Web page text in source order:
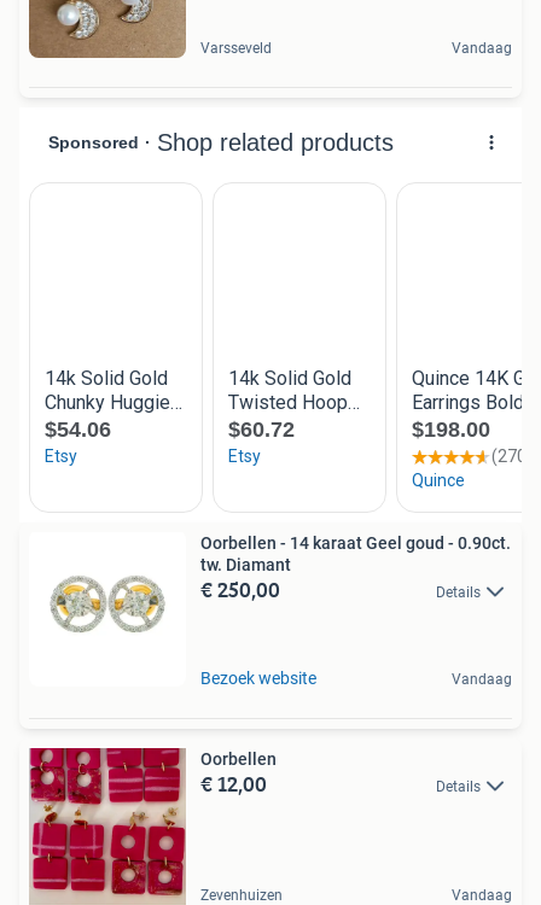
Varsseveld Vandaag
Oorbellen - 14 karaat Geel goud - 0.90ct.
tw. Diamant
€ 250,00 Details
Bezoek website Vandaag
Oorbellen
€ 12,00 Details
Zevenhuizen Vandaag